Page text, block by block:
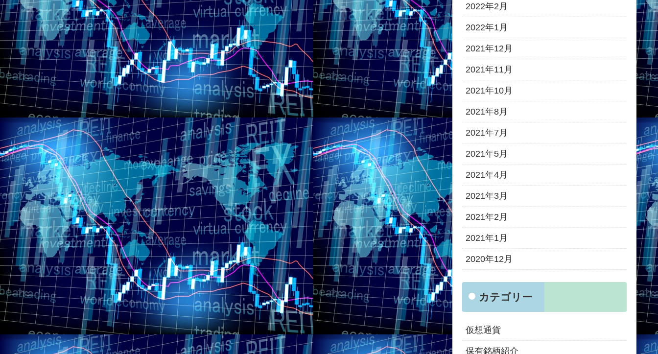
2022年2月
2022年1月
2021年12月
2021年11月
2021年10月
2021年8月
2021年7月
2021年5月
2021年4月
2021年3月
2021年2月
2021年1月
2020年12月
カテゴリー
仮想通貨
保有銘柄紹介